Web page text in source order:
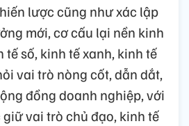
lược cũng như xác lập
mới, cơ cấu lại nền kinh
tế số, kinh tế xanh, kinh tế
vai trò nòng cốt, dẫn dắt,
đồng doanh nghiệp, với
vai trò chủ đạo, kinh tế